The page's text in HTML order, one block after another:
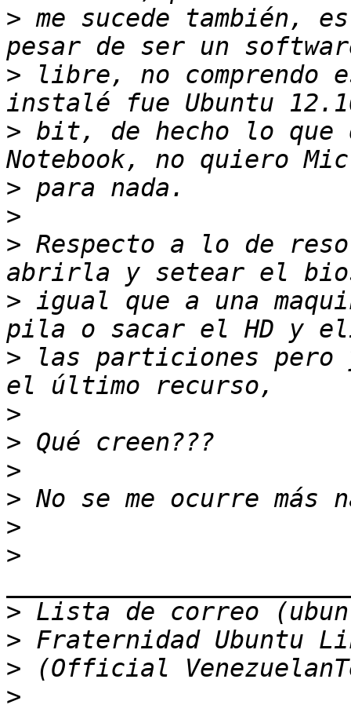
> me sucede también,
> libre, no comprendo
> bit, de hecho lo que
>
>
> Respecto a lo de
> igual que a una
> las particiones pero
>
>
>
>
>
>
>
>
>
>